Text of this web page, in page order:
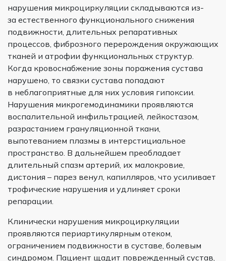
нарушения микроциркуляции складываются из-
за естественного функционального снижения
подвижности, длительных репаративных
процессов, фиброзного перерождения окружающих
тканей и атрофии функциональных структур.
Когда кровоснабжение зоны поражения сустава
нарушено, то связки сустава попадают
в неблагоприятные для них условия гипоксии.
Нарушения микрогемодинамики проявляются
воспалительной инфильтрацией, лейкостазом,
разрастанием грануляционной ткани,
выпотеванием плазмы в интерстициальное
пространство. В дальнейшем преобладает
длительный спазм артерий, их малокровие,
дистония – парез венул, капилляров, что усиливает
трофические нарушения и удлиняет сроки
репарации.
Клинически нарушения микроциркуляции
проявляются периартикулярным отеком,
ограничением подвижности в суставе, болевым
синдромом. Пациент щадит поврежденный сустав,